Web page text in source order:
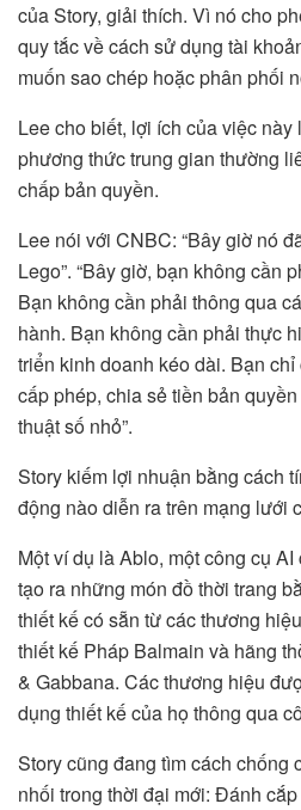
của Story, giải thích. Vì nó cho
quy tắc về cách sử dụng tài
muốn sao chép hoặc phân phối
Lee cho biết, lợi ích của việc
phương thức trung gian thường
chấp bản quyền.
Lee nói với CNBC: “Bây giờ nó
Lego”. “Bây giờ, bạn không cần
Bạn không cần phải thông qua
hành. Bạn không cần phải thực
triển kinh doanh kéo dài. Bạn
cấp phép, chia sẻ tiền bản
thuật số nhỏ”.
Story kiếm lợi nhuận bằng cách
động nào diễn ra trên mạng lưới
Một ví dụ là Ablo, một công cụ
tạo ra những món đồ thời trang
thiết kế có sẵn từ các thương
thiết kế Pháp Balmain và hãng
& Gabbana. Các thương hiệu
dụng thiết kế của họ thông qua
Story cũng đang tìm cách chống
nhối trong thời đại mới: Đánh